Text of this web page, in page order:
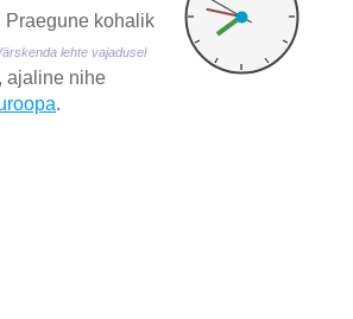
Praegune kohalik
lehte vajadusel
ajaline nihe
.